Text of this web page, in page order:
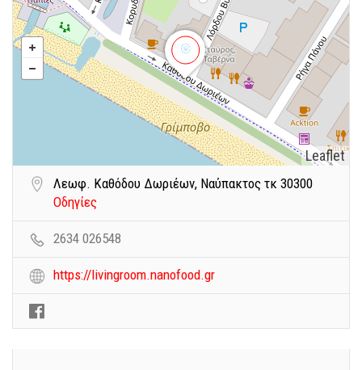
Leaflet
Λεωφ. Καθόδου Δωριέων, Ναύπακτoς τκ 30300
Οδηγίες
2634 026548
https://livingroom.nanofood.gr